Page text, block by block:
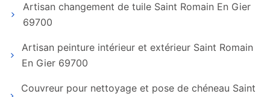
Artisan changement de tuile Saint Romain En Gier
69700
Artisan peinture intérieur et extérieur Saint Romain
En Gier 69700
Couvreur pour nettoyage et pose de chéneau Saint